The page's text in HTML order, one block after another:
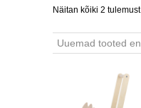
Näitan kõiki 2 tulemust